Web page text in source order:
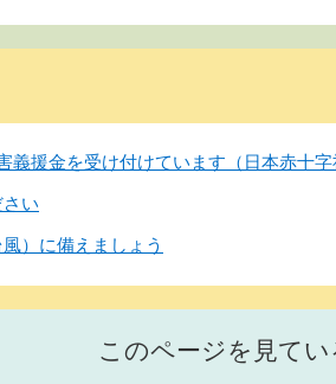
義援金を受け付けています（日本赤十字
い
）に備えましょう
このページを見て